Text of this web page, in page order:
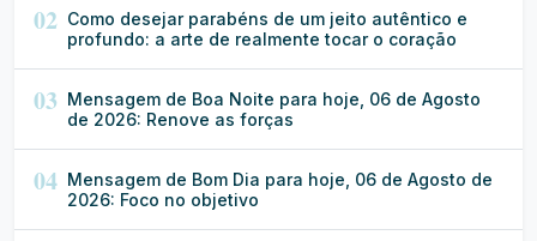
02 Como desejar parabéns de um jeito autêntico e
profundo: a arte de realmente tocar o coração
03 Mensagem de Boa Noite para hoje, 06 de Agosto
de 2026: Renove as forças
04 Mensagem de Bom Dia para hoje, 06 de Agosto de
2026: Foco no objetivo